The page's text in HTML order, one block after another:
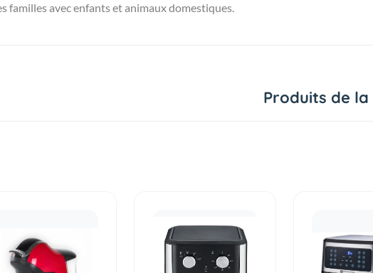
familles avec enfants et animaux domestiques.
Produits de